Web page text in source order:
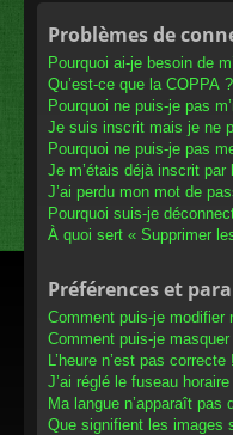
Problèmes de
Pourquoi ai-je besoin de
Qu’est-ce que la COPPA ?
Pourquoi ne puis-je pas
Je suis inscrit mais je ne
Pourquoi ne puis-je pas
Je m’étais déjà inscrit
J’ai perdu mon mot de
Pourquoi suis-je
À quoi sert « Supprimer
Préférences et
Comment puis-je modifier
Comment puis-je
L’heure n’est pas correcte !
J’ai réglé le fuseau
Ma langue n’apparaît pas
Que signifient les images